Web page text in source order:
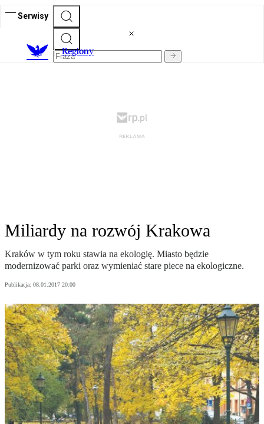
Serwisy
Regiony
Miliardy na rozwój Krakowa
Kraków w tym roku stawia na ekologię. Miasto będzie
modernizować parki oraz wymieniać stare piece na ekologiczne.
Publikacja: 08.01.2017 20:00